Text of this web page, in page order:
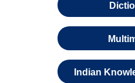
Indian